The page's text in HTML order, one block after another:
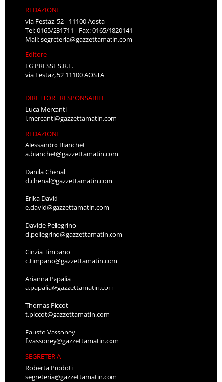
REDAZIONE
via Festaz, 52 - 11100 Aosta
Tel: 0165/231711 - Fax: 0165/1820141
Mail:segreteria@gazzettamatin.com
Editore
LG PRESSE S.R.L.
via Festaz, 52 11100 AOSTA
DIRETTORE RESPONSABILE
Luca Mercanti
l.mercanti@gazzettamatin.com
REDAZIONE
Alessandro Bianchet
a.bianchet@gazzettamatin.com
Danila Chenal
d.chenal@gazzettamatin.com
Erika David
e.david@gazzettamatin.com
Davide Pellegrino
d.pellegrino@gazzettamatin.com
Cinzia Timpano
c.timpano@gazzettamatin.com
Arianna Papalia
a.papalia@gazzettamatin.com
Thomas Piccot
t.piccot@gazzettamatin.com
Fausto Vassoney
f.vassoney@gazzettamatin.com
SEGRETERIA
Roberta Prodoti
segreteria@gazzettamatin.com